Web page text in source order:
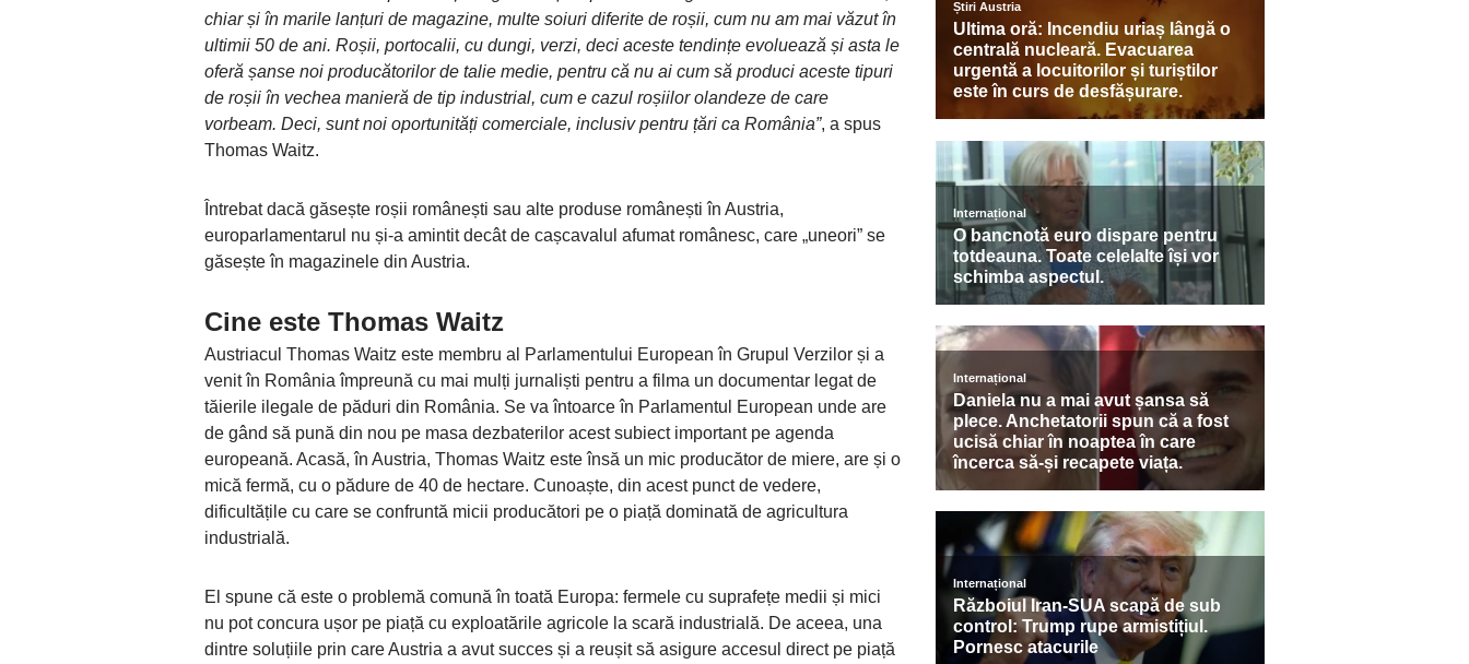
chiar și în marile lanțuri de magazine, multe soiuri diferite de roșii, cum nu am mai văzut în
ultimii 50 de ani. Roșii, portocalii, cu dungi, verzi, deci aceste tendințe evoluează și asta le
oferă șanse noi producătorilor de talie medie, pentru că nu ai cum să produci aceste tipuri
de roșii în vechea manieră de tip industrial, cum e cazul roșiilor olandeze de care
vorbeam. Deci, sunt noi oportunități comerciale, inclusiv pentru țări ca România”, a spus
Thomas Waitz.
Întrebat dacă găsește roșii românești sau alte produse românești în Austria,
europarlamentarul nu și-a amintit decât de cașcavalul afumat românesc, care „uneori” se
găsește în magazinele din Austria.
Cine este Thomas Waitz
Austriacul Thomas Waitz este membru al Parlamentului European în Grupul Verzilor și a
venit în România împreună cu mai mulți jurnaliști pentru a filma un documentar legat de
tăierile ilegale de păduri din România. Se va întoarce în Parlamentul European unde are
de gând să pună din nou pe masa dezbaterilor acest subiect important pe agenda
europeană. Acasă, în Austria, Thomas Waitz este însă un mic producător de miere, are și o
mică fermă, cu o pădure de 40 de hectare. Cunoaște, din acest punct de vedere,
dificultățile cu care se confruntă micii producători pe o piață dominată de agricultura
industrială.
El spune că este o problemă comună în toată Europa: fermele cu suprafețe medii și mici
nu pot concura ușor pe piață cu exploatările agricole la scară industrială. De aceea, una
dintre soluțiile prin care Austria a avut succes și a reușit să asigure accesul direct pe piață